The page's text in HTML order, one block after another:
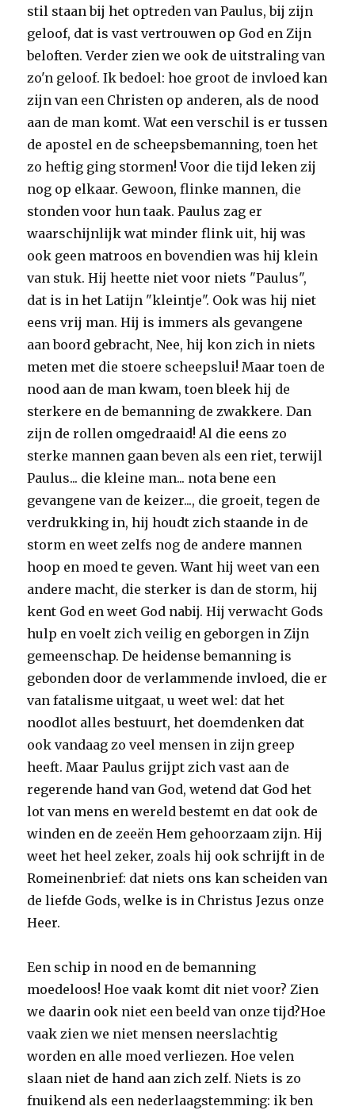
stil staan bij het optreden van Paulus, bij zijn
geloof, dat is vast vertrouwen op God en Zijn
beloften. Verder zien we ook de uitstraling van
zo'n geloof. Ik bedoel: hoe groot de invloed kan
zijn van een Christen op anderen, als de nood
aan de man komt. Wat een verschil is er tussen
de apostel en de scheepsbemanning, toen het
zo heftig ging stormen! Voor die tijd leken zij
nog op elkaar. Gewoon, flinke mannen, die
stonden voor hun taak. Paulus zag er
waarschijnlijk wat minder flink uit, hij was
ook geen matroos en bovendien was hij klein
van stuk. Hij heette niet voor niets "Paulus",
dat is in het Latijn "kleintje". Ook was hij niet
eens vrij man. Hij is immers als gevangene
aan boord gebracht, Nee, hij kon zich in niets
meten met die stoere scheepslui! Maar toen de
nood aan de man kwam, toen bleek hij de
sterkere en de bemanning de zwakkere. Dan
zijn de rollen omgedraaid! Al die eens zo
sterke mannen gaan beven als een riet, terwijl
Paulus... die kleine man... nota bene een
gevangene van de keizer..., die groeit, tegen de
verdrukking in, hij houdt zich staande in de
storm en weet zelfs nog de andere mannen
hoop en moed te geven. Want hij weet van een
andere macht, die sterker is dan de storm, hij
kent God en weet God nabij. Hij verwacht Gods
hulp en voelt zich veilig en geborgen in Zijn
gemeenschap. De heidense bemanning is
gebonden door de verlammende invloed, die er
van fatalisme uitgaat, u weet wel: dat het
noodlot alles bestuurt, het doemdenken dat
ook vandaag zo veel mensen in zijn greep
heeft. Maar Paulus grijpt zich vast aan de
regerende hand van God, wetend dat God het
lot van mens en wereld bestemt en dat ook de
winden en de zeeën Hem gehoorzaam zijn. Hij
weet het heel zeker, zoals hij ook schrijft in de
Romeinenbrief: dat niets ons kan scheiden van
de liefde Gods, welke is in Christus Jezus onze
Heer.
Een schip in nood en de bemanning
moedeloos! Hoe vaak komt dit niet voor? Zien
we daarin ook niet een beeld van onze tijd?Hoe
vaak zien we niet mensen neerslachtig
worden en alle moed verliezen. Hoe velen
slaan niet de hand aan zich zelf. Niets is zo
fnuikend als een nederlaagstemming: ik ben